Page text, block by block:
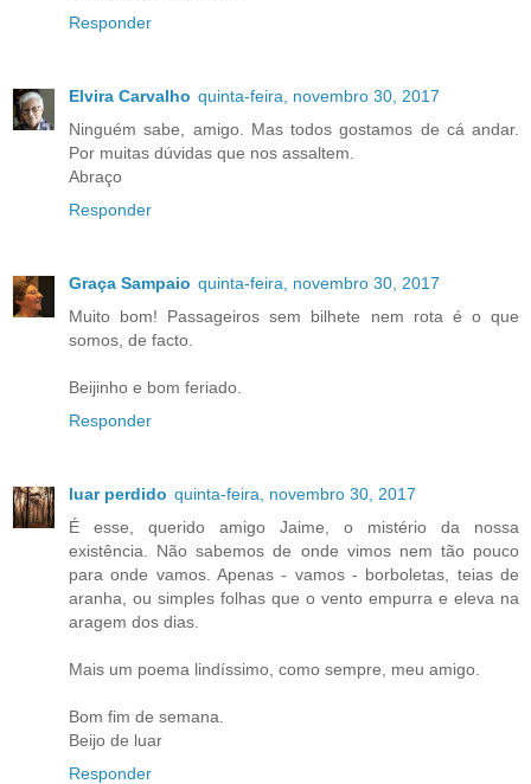
Responder
Elvira Carvalho quinta-feira, novembro 30, 2017
Ninguém sabe, amigo. Mas todos gostamos de cá andar.
Por muitas dúvidas que nos assaltem.
Abraço
Responder
Graça Sampaio quinta-feira, novembro 30, 2017
Muito bom! Passageiros sem bilhete nem rota é o que
somos, de facto.
Beijinho e bom feriado.
Responder
luar perdido quinta-feira, novembro 30, 2017
É esse, querido amigo Jaime, o mistério da nossa
existência. Não sabemos de onde vimos nem tão pouco
para onde vamos. Apenas - vamos - borboletas, teias de
aranha, ou simples folhas que o vento empurra e eleva na
aragem dos dias.
Mais um poema lindíssimo, como sempre, meu amigo.
Bom fim de semana.
Beijo de luar
Responder